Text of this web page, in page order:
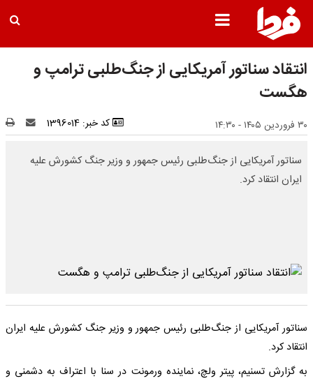
انتقاد سناتور آمریکایی از جنگ‌طلبی ترامپ و
هگست
۳۰ فروردین ۱۴۰۵ - ۱۴:۳۰ کد خبر: 1396014
سناتور آمریکایی از جنگ‌طلبی رئیس جمهور و وزیر جنگ کشورش علیه
ایران انتقاد کرد.
سناتور آمریکایی از جنگ‌طلبی رئیس جمهور و وزیر جنگ کشورش علیه ایران
انتقاد کرد.
به گزارش تسنیم، پیتر ولچ، نماینده ورمونت در سنا با اعتراف به دشمنی و